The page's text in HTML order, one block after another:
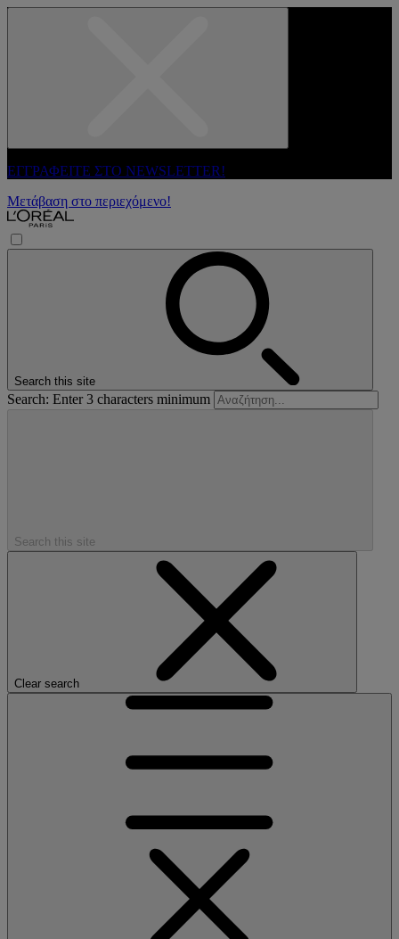
ΕΓΓΡΑΦΕΙΤΕ ΣΤΟ NEWSLETTER!
Μετάβαση στο περιεχόμενο!
Search this site
Search: Enter 3 characters minimum
Search this site
Clear search